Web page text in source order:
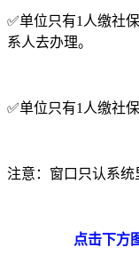
✅单位只有1人缴社
系人去办理。
✅单位只有1人缴社
注意：窗口只认系统
点击下方